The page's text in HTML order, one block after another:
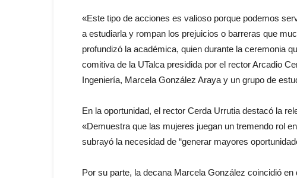
«Este tipo de acciones es valioso porque podemos
a estudiarla y rompan los prejuicios o barreras que
profundizó la académica, quien durante la ceremonia
comitiva de la UTalca presidida por el rector Arcadio
Ingeniería, Marcela González Araya y un grupo de
En la oportunidad, el rector Cerda Urrutia destacó la
«Demuestra que las mujeres juegan un tremendo rol
subrayó la necesidad de “generar mayores
Por su parte, la decana Marcela González coincidió en